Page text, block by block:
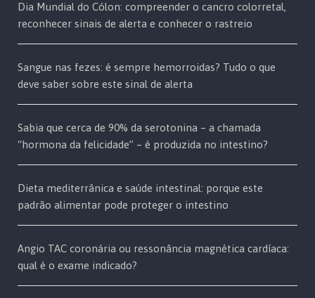
Dia Mundial do Cólon: compreender o cancro colorretal,
reconhecer sinais de alerta e conhecer o rastreio
Sangue nas fezes: é sempre hemorroidas? Tudo o que
deve saber sobre este sinal de alerta
Sabia que cerca de 90% da serotonina – a chamada
“hormona da felicidade” – é produzida no intestino?
Dieta mediterrânica e saúde intestinal: porque este
padrão alimentar pode proteger o intestino
Angio TAC coronária ou ressonância magnética cardíaca:
qual é o exame indicado?